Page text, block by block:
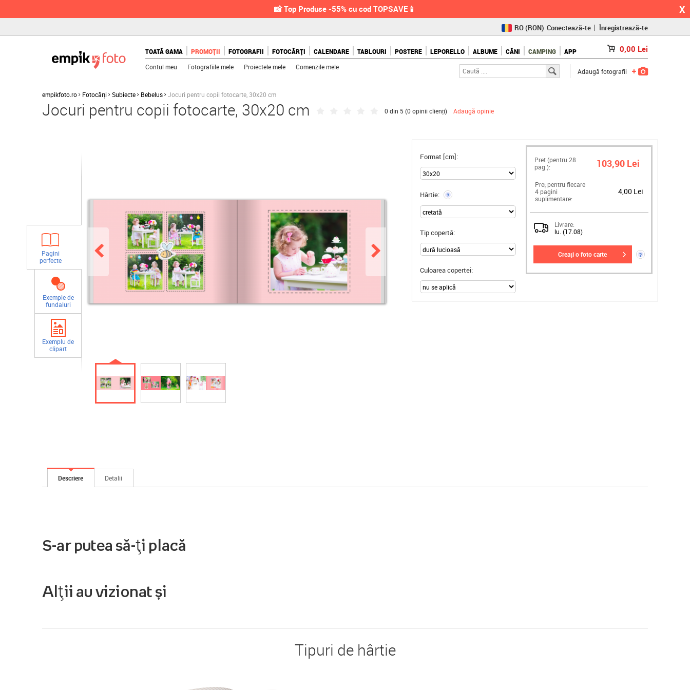
📸 Top Produse -55% cu cod TOPSAVE📱 X
(KČ)
SK(€)
RO(RON) Conectează-te Înregistrează-te
TOATĂ GAMA PROMOȚII FOTOGRAFII FOTOCĂRȚI CALENDARE TABLOURI POSTERE LEPORELLO ALBUME CĂNI CAMPING APP 0,00 Lei
Contul meu Fotografiile mele Proiectele mele Comenzile mele
Adaugă fotografii
empikfoto.ro Fotocărți Subiecte Bebelus Jocuri pentru copii fotocarte, 30x20 cm
Jocuri pentru copii fotocarte, 30x20 cm 0 din 5 (0 opinii clienți) Adaugă opinie
Pagini
perfecte
Exemple de
fundaluri
Exemplu de
clipart
Format [cm]:
Hârtie: ?
Tip copertă:
Culoarea copertei:
Pret (pentru 28
pag.):
103,90 Lei
Preț pentru fiecare
4 pagini
suplimentare:
4,00 Lei
Livrare:
lu. (17.08)
creați o foto carte ?
Descriere Detalii
S-ar putea să-ți placă
Alții au vizionat și
Tipuri de hârtie